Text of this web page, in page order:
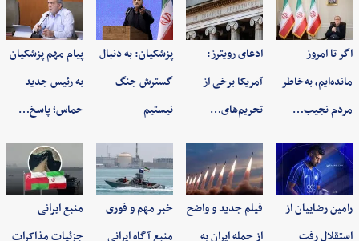
اگر تا امروز
مانده‌ایم، به‌خاطر
مردم نجیب…
ادعای رویترز:
آمریکا برخی از
تحریم‌های…
پزشکیان: به‌ دنبال
گسترش جنگ
نیستیم
پیام مهم پزشکیان
به رئیس جدید
حماس؛ پاسخ…
رامین رضاییان از
استقلال رفت
فیلم جدید و واضح
از حمله ایران به
خبر مهم و فوری
منبع آگاه ایرانی
منبع ایرانی
جزئیات مذاکرات